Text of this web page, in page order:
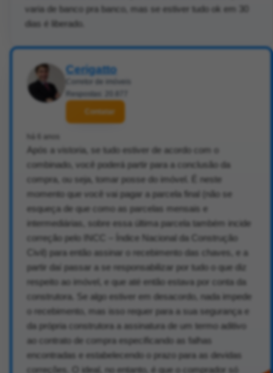
varia de banco pra banco, mas se estiver tudo ok em 30
dias é liberado.
Cerigatto
Corretor de imóveis
Respostas: 20.877
Contatar
há 6 anos
Após a vistoria, se tudo estiver de acordo com o
combinado, você poderá partir para a conclusão da
compra, ou seja, tomar posse do imóvel. É neste
momento que você vai pagar a parcela final (não se
esqueça de que como as parcelas mensais e
intermediárias, sobre essa última parcela também incide
correção pelo INCC – Índice Nacional da Construção
Civil) para então assinar o recebimento das chaves, e a
partir daí passar a se responsabilizar por tudo o que diz
respeito ao imóvel, e que até então estava por conta da
construtora. Se algo estiver em desacordo, nada impede
o recebimento, mas isso requer para a sua segurança e
da própria construtora a assinatura de um termo aditivo
ao contrato de compra especificando as falhas
encontradas e estabelecendo o prazo para as devidas
correções. O ideal, no entanto, é que o comprador só